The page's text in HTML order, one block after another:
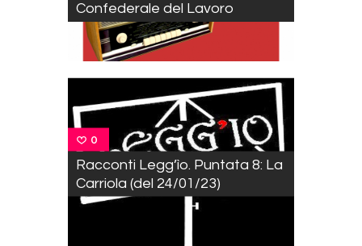
Confederale del Lavoro
0
Racconti Legg’ìo. Puntata 8: La
Carriola (del 24/01/23)